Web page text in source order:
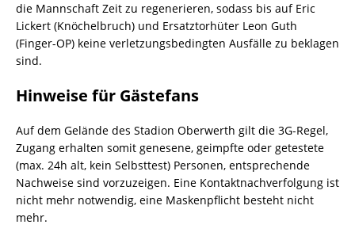
die Mannschaft Zeit zu regenerieren, sodass bis auf Eric
Lickert (Knöchelbruch) und Ersatztorhüter Leon Guth
(Finger-OP) keine verletzungsbedingten Ausfälle zu beklagen
sind.
Hinweise für Gästefans
Auf dem Gelände des Stadion Oberwerth gilt die 3G-Regel,
Zugang erhalten somit genesene, geimpfte oder getestete
(max. 24h alt, kein Selbsttest) Personen, entsprechende
Nachweise sind vorzuzeigen. Eine Kontaktnachverfolgung ist
nicht mehr notwendig, eine Maskenpflicht besteht nicht
mehr.